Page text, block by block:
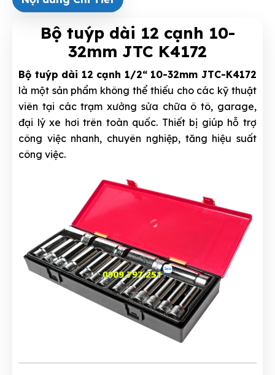
Bộ tuýp dài 12 cạnh 10-
32mm JTC K4172
Bộ tuýp dài 12 cạnh 1/2“ 10-32mm JTC-K4172
là một sản phẩm không thể thiếu cho các kỹ thuật
viên tại các trạm xưởng sửa chữa ô tô, garage,
đại lý xe hơi trên toàn quốc. Thiết bị giúp hỗ trợ
công việc nhanh, chuyên nghiệp, tăng hiệu suất
công việc.